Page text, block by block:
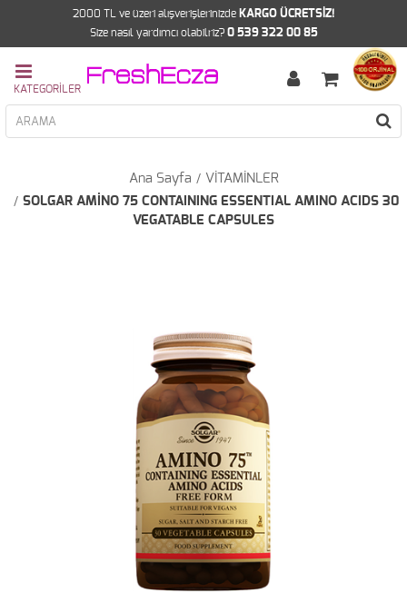
2000 TL ve üzeri alışverişlerinizde KARGO ÜCRETSİZ!
Size nasıl yardımcı olabilriz? 0 539 322 00 85
Ana Sayfa
VİTAMİNLER
SOLGAR AMİNO 75 CONTAINING ESSENTIAL AMINO ACIDS 30
VEGATABLE CAPSULES